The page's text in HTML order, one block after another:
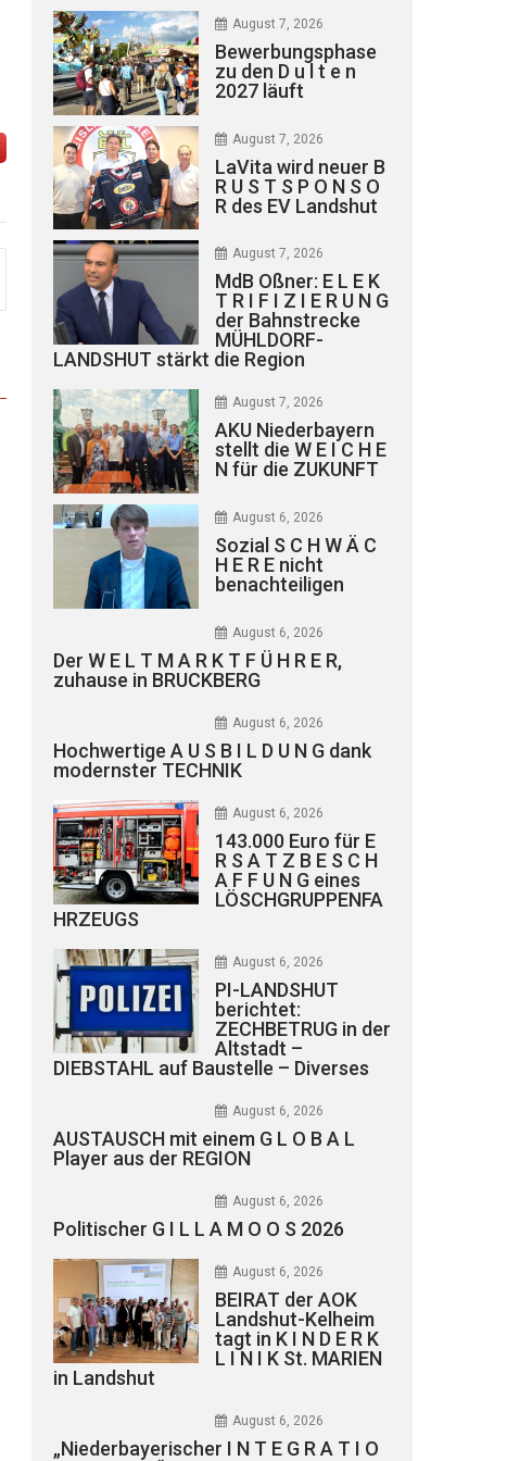
August 7, 2026
Bewerbungsphase
zu den D u l t e n
2027 läuft
August 7, 2026
LaVita wird neuer B
R U S T S P O N S O
R des EV Landshut
August 7, 2026
MdB Oßner: E L E K
T R I F I Z I E R U N G
der Bahnstrecke
MÜHLDORF-
LANDSHUT stärkt die Region
August 7, 2026
AKU Niederbayern
stellt die W E I C H E
N für die ZUKUNFT
August 6, 2026
Sozial S C H W Ä C
H E R E nicht
benachteiligen
August 6, 2026
Der W E L T M A R K T F Ü H R E R,
zuhause in BRUCKBERG
August 6, 2026
Hochwertige A U S B I L D U N G dank
modernster TECHNIK
August 6, 2026
143.000 Euro für E
R S A T Z B E S C H
A F F U N G eines
LÖSCHGRUPPENFA
HRZEUGS
August 6, 2026
PI-LANDSHUT
berichtet:
ZECHBETRUG in der
Altstadt –
DIEBSTAHL auf Baustelle – Diverses
August 6, 2026
AUSTAUSCH mit einem G L O B A L
Player aus der REGION
August 6, 2026
Politischer G I L L A M O O S 2026
August 6, 2026
BEIRAT der AOK
Landshut-Kelheim
tagt in K I N D E R K
L I N I K St. MARIEN
in Landshut
August 6, 2026
„Niederbayerischer I N T E G R A T I O